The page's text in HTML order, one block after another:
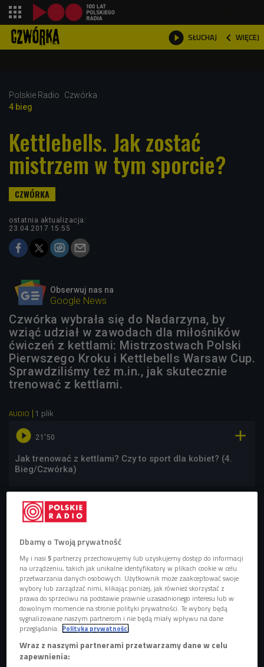
 SŁUCHAJ  WIĘCEJ

Polskie Radio
Czwórka
4 bieg
Kettlebells. Jak zostać
mistrzem w tym sporcie?
ostatnia aktualizacja:
23.04.2017 15:55
Obserwuj nas na
Google News
Czwórka wybrała się do Nadarzyna, by
wziąć udział w zawodach dla miłośników
ćwiczeń z kettlami: Mistrzostwach Polski
Pierwszego Kroku i Kettlebells Warsaw Cup.
Sprawdziliśmy też m.in., jak skutecznie
trenować z kettlami.
AUDIO 1 plik
 21'50 
Jak trenować z kettlami? Czy to sport dla kobiet? (4.
Bieg/Czwórka)
Piotr Galus, Wojciech Zimoląg i Małgorzata Albin w nadarzyńskiej hali.
Aleksandra Jasińska/Czwórka
Dbamy o Twoją prywatność
My i nasi5 partnerzy przechowujemy lub uzyskujemy dostęp do informacji
na urządzeniu, takich jak unikalne identyfikatory w plikach cookie w celu
przetwarzania danych osobowych. Użytkownik może zaakceptować swoje
wybory lub zarządzać nimi, klikając poniżej, jak również skorzystać z
prawa do sprzeciwu na podstawie prawnie uzasadnionego interesu lub w
dowolnym momencie na stronie polityki prywatności. Te wybory będą
sygnalizowane naszym partnerom i nie będą miały wpływu na dane
przeglądania. Polityka prywatności
Wraz z naszymi partnerami przetwarzamy dane w celu
zapewnienia: